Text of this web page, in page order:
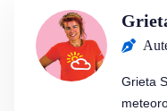
Grieta